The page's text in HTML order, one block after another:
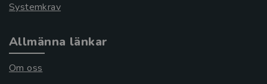
Systemkrav
Allmänna länkar
Om oss